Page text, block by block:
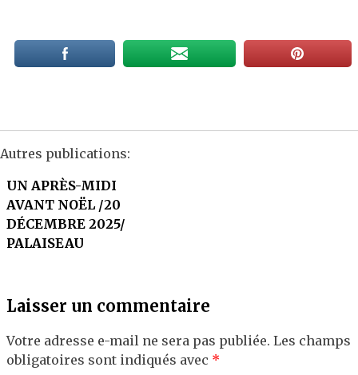
Autres publications:
UN APRÈS-MIDI
AVANT NOËL /20
DÉCEMBRE 2025/
PALAISEAU
Laisser un commentaire
Votre adresse e-mail ne sera pas publiée. Les champs
obligatoires sont indiqués avec *